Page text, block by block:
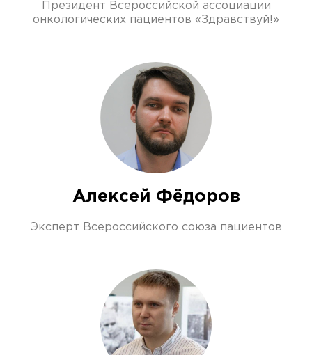
Президент Всероссийской ассоциации
онкологических пациентов «Здравствуй!»
Алексей Фёдоров
Эксперт Всероссийского союза пациентов